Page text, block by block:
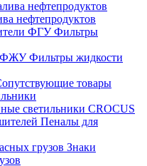
нефтепродуктов
Фильтры
Фильтры жидкости
товары
светильники CROCUS
Пеналы для
Знаки